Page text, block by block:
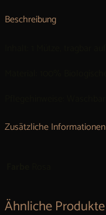
Beschreibung
Zusätzliche Informationen
Ähnliche Produkte